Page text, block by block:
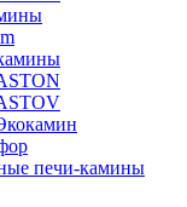
печи-камины